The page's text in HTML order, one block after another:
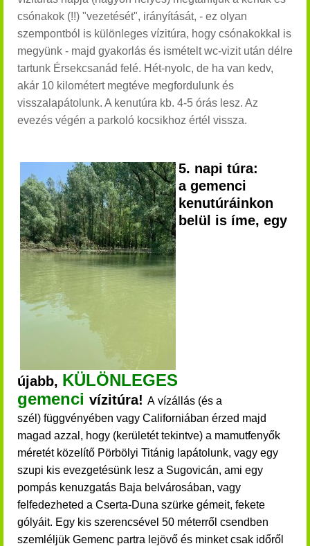
csónakok (!!) "vezetését", irányítását, - ez olyan
szempontból is különleges vízitúra, hogy csónakokkal is
megyünk - majd gyakorlás és ismételt wc-vizit után délre
tartunk Érsekcsanád felé. Hét-nyolc, de ha van kedv,
akár 10 kilométert megtéve megfordulunk és
visszalapátolunk. A kenutúra kb. 4-5 órás lesz. Az
evezés végén a parkoló kocsikhoz értél vissza.
5. napi túra:
a gemenci
kenutúráinkon
belül is íme, egy
újabb, KÜLÖNLEGES
gemenci vízitúra! A vízállás (és a
szél) függvényében vagy Californiában érzed majd
magad azzal, hogy (kerületét tekintve) a mamutfenyők
méretét közelítő Pörbölyi Titánig lapátolunk, vagy egy
szupi kis evezgetésünk lesz a Sugovicán, ami egy
pompás kenuzgatás Baja belvárosában, vagy
felfedezheted a Cserta-Duna szürke gémeit, fekete
gólyáit. Egy kis szerencsével 50 méterről csendben
szemléljük Gemenc partra lejövő és minket csak időről